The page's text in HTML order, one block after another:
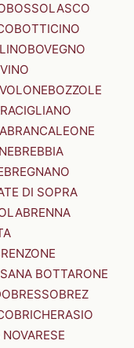
BOSSOLASCO
BOTTICINO
BOVEGNO
BOZZOLE
BRANCALEONE
BREBBIA
BREGNANO
DI SOPRA
BRENNA
BOTTARONE
BRESSOBREZ
BRICHERASIO